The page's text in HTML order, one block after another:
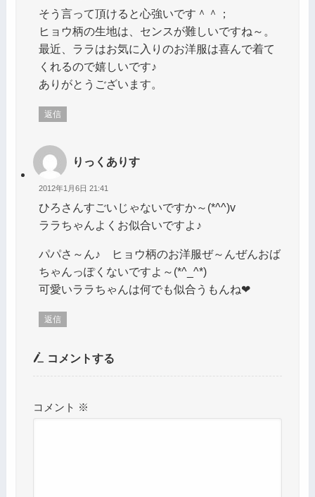
そう言って頂けると心強いです＾＾；
ヒョウ柄の生地は、センスが難しいですね～。
最近、ララはお気に入りのお洋服は喜んで着て
くれるので嬉しいです♪
ありがとうございます。
返信
りっくありす
2012年1月6日 21:41
ひろさんすごいじゃないですか～(*^^)v
ララちゃんよくお似合いですよ♪
パパさ～ん♪ ヒョウ柄のお洋服ぜ～んぜんおば
ちゃんっぽくないですよ～(*^_^*)
可愛いララちゃんは何でも似合うもんね❤
返信
コメントする
コメント ※